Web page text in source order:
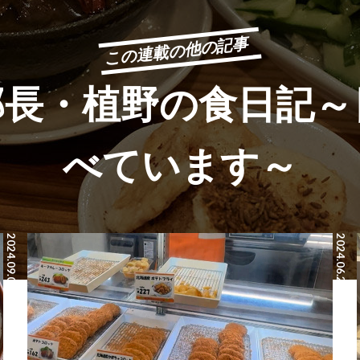
by dancyu」 毎週水曜・木曜・金曜18時～18時30分放送
「日本一ふつうで美味しい植野食堂 by dancyu」公式サイト
この連載の他の記事
・植野の食日記
べています～
2024.09.03 2024.06.28